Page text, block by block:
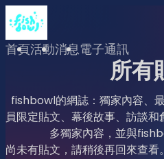
首頁活動消息電子通訊
所有
fishbowl的網誌：獨家內容、
員限定貼文、幕後故事、訪談
多獨家內容，並與
尚未有貼文，請稍後再回來查看。